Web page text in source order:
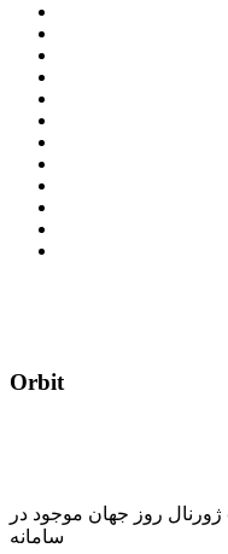
Orbit
دسترسی یکساله به بیش از ۵۰۰ ژورنال روز جهان موجود در
سامانه